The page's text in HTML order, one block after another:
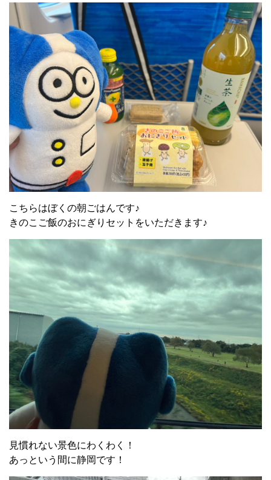
こちらはぼくの朝ごはんです♪
きのこご飯のおにぎりセットをいただきます♪
見慣れない景色にわくわく！
あっという間に静岡です！